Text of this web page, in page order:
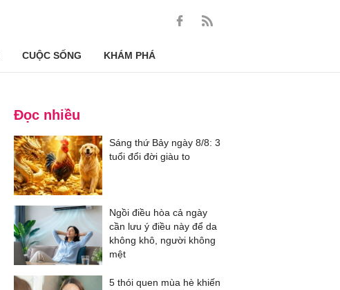
CUỘC SỐNG KHÁM PHÁ
Đọc nhiều
Sáng thứ Bảy ngày 8/8: 3
tuổi đổi đời giàu to
Ngồi điều hòa cả ngày
cần lưu ý điều này để da
không khô, người không
mệt
5 thói quen mùa hè khiến